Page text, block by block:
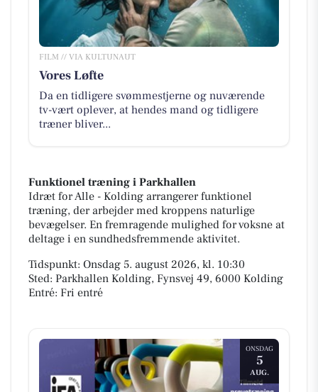
FILM // VIA KULTUNAUT
Vores Løfte
Da en tidligere svømmestjerne og nuværende
tv-vært oplever, at hendes mand og tidligere
træner bliver...
Funktionel træning i Parkhallen
Idræt for Alle - Kolding arrangerer funktionel
træning, der arbejder med kroppens naturlige
bevægelser. En fremragende mulighed for voksne at
deltage i en sundhedsfremmende aktivitet.
Tidspunkt: Onsdag 5. august 2026, kl. 10:30
Sted: Parkhallen Kolding, Fynsvej 49, 6000 Kolding
Entré: Fri entré
ONSDAG
5
AUG.